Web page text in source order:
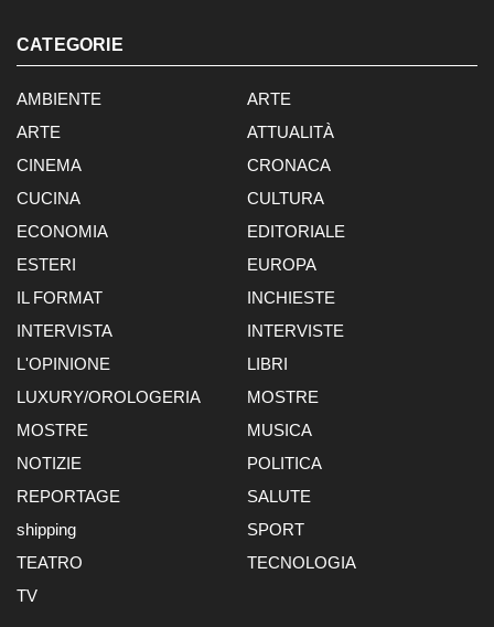
CATEGORIE
AMBIENTE
ARTE
ARTE
ATTUALITÀ
CINEMA
CRONACA
CUCINA
CULTURA
ECONOMIA
EDITORIALE
ESTERI
EUROPA
IL FORMAT
INCHIESTE
INTERVISTA
INTERVISTE
L'OPINIONE
LIBRI
LUXURY/OROLOGERIA
MOSTRE
MOSTRE
MUSICA
NOTIZIE
POLITICA
REPORTAGE
SALUTE
shipping
SPORT
TEATRO
TECNOLOGIA
TV